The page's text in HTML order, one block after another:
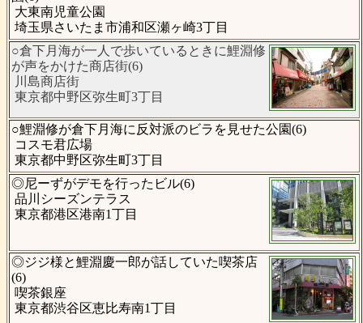
大東南児童公園
埼玉県さいたま市浦和区瀬ヶ崎3丁目
○倉下月海が一人で歩いているときに鯉淵修
が声をかけた商店街(6)
川島商店街
東京都中野区弥生町3丁目
○鯉淵修が倉下月海に反対派のビラを見せた公園(6)
コスモ君広場
東京都中野区弥生町3丁目
◎尼ーずがデモを行ったビル(6)
品川シーズンテラス
東京都港区港南1丁目
◎ジジ様と鯉淵慶一郎が話していた喫茶店
(6)
喫茶銀座
東京都渋谷区恵比寿南1丁目